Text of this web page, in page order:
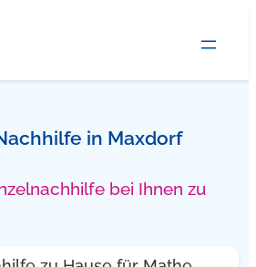
in Maxdorf
bei Ihnen zu